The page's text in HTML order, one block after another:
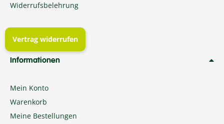
Widerrufsbelehrung
Vertrag widerrufen
Informationen
Mein Konto
Warenkorb
Meine Bestellungen